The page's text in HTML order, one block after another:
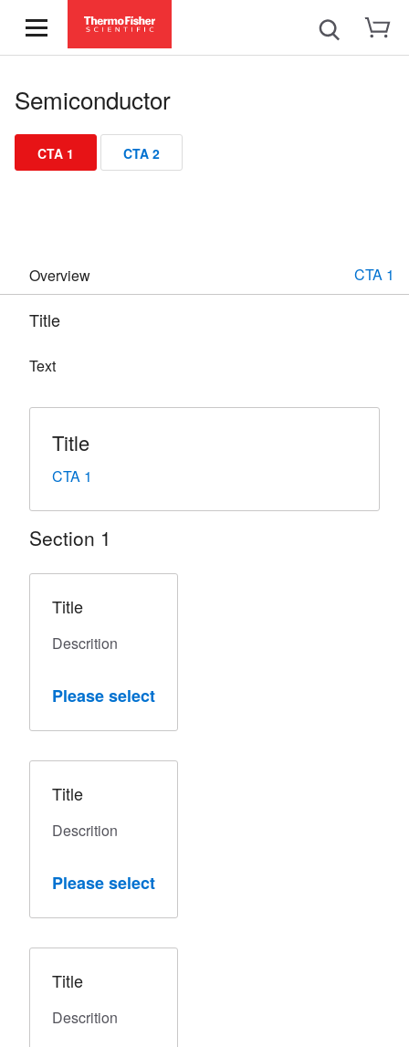
Semiconductor
CTA 1 CTA 2
Overview CTA 1
Title
Text
Title
CTA 1
Section 1
Title
Descrition
Please select
Title
Descrition
Please select
Title
Descrition